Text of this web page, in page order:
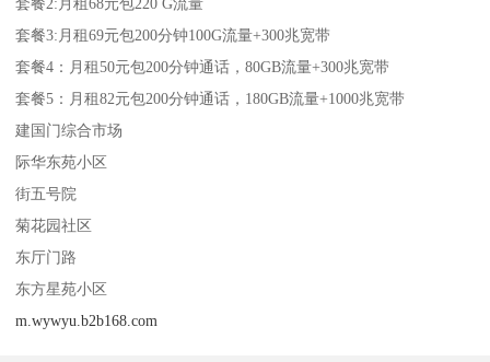
套餐3:月租69元包200分钟100G流量+300兆宽带
套餐4：月租50元包200分钟通话，80GB流量+300兆宽带
套餐5：月租82元包200分钟通话，180GB流量+1000兆宽带
建国门综合市场
际华东苑小区
街五号院
菊花园社区
东厅门路
东方星苑小区
m.wywyu.b2b168.com